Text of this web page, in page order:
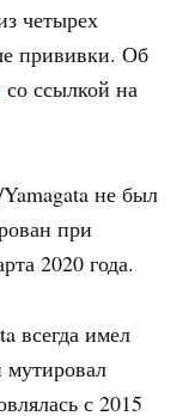
четырех
прививки. Об
со ссылкой на
не был
при
2020 года.
всегда имел
с 2015